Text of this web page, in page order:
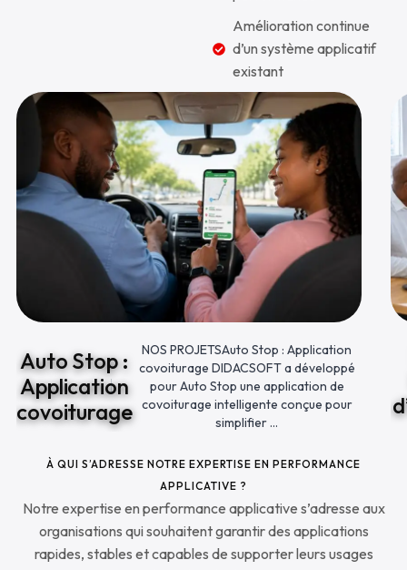
Amélioration continue
d’un système applicatif
existant
Auto Stop :
Application
covoiturage
NOS PROJETSAuto Stop : Application
covoiturage DIDACSOFT a développé
pour Auto Stop une application de
covoiturage intelligente conçue pour
simplifier ...
À QUI S’ADRESSE NOTRE EXPERTISE EN PERFORMANCE
APPLICATIVE ?
Notre expertise en performance applicative s’adresse aux
organisations qui souhaitent garantir des applications
rapides, stables et capables de supporter leurs usages